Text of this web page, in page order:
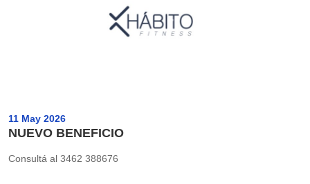
11 May 2026
NUEVO BENEFICIO
Consultá al 3462 388676